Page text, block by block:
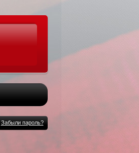
Забыли пароль?